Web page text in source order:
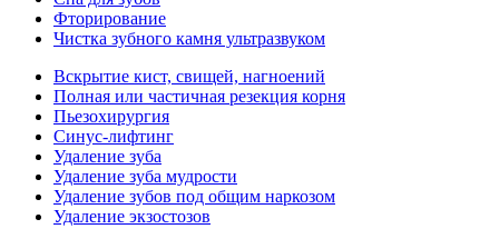
Фторирование
Чистка зубного камня ультразвуком
Вскрытие кист, свищей, нагноений
Полная или частичная резекция корня
Пьезохирургия
Синус-лифтинг
Удаление зуба
Удаление зуба мудрости
Удаление зубов под общим наркозом
Удаление экзостозов